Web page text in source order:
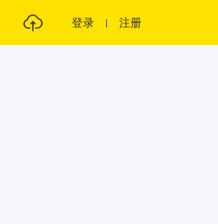
登录 注册